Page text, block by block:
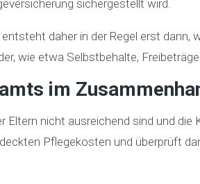
sichergestellt wird.
daher in der Regel erst
wie etwa Selbstbehalte, Freibeträge
im
nicht ausreichend sind und
Pflegekosten und überprüft